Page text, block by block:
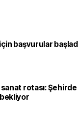
başvurular
rotası: